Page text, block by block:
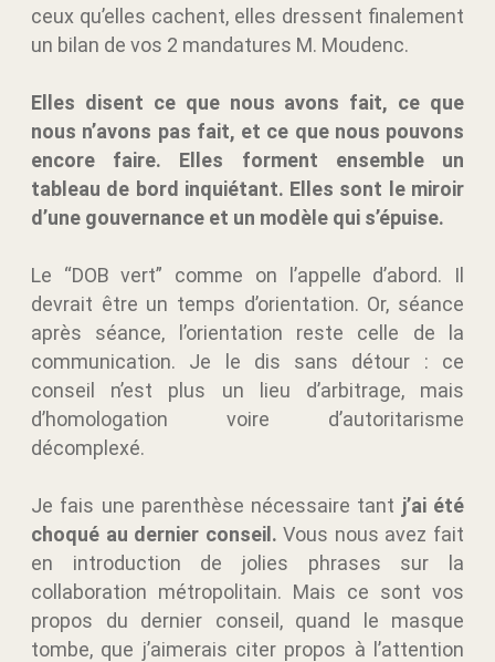
ceux qu’elles cachent, elles dressent finalement
un bilan de vos 2 mandatures M. Moudenc.
Elles disent ce que nous avons fait, ce que
nous n’avons pas fait, et ce que nous pouvons
encore faire. Elles forment ensemble un
tableau de bord inquiétant. Elles sont le miroir
d’une gouvernance et un modèle qui s’épuise.
Le “DOB vert” comme on l’appelle d’abord. Il
devrait être un temps d’orientation. Or, séance
après séance, l’orientation reste celle de la
communication. Je le dis sans détour : ce
conseil n’est plus un lieu d’arbitrage, mais
d’homologation voire d’autoritarisme
décomplexé.
Je fais une parenthèse nécessaire tant j’ai été
choqué au dernier conseil. Vous nous avez fait
en introduction de jolies phrases sur la
collaboration métropolitain. Mais ce sont vos
propos du dernier conseil, quand le masque
tombe, que j’aimerais citer propos à l’attention